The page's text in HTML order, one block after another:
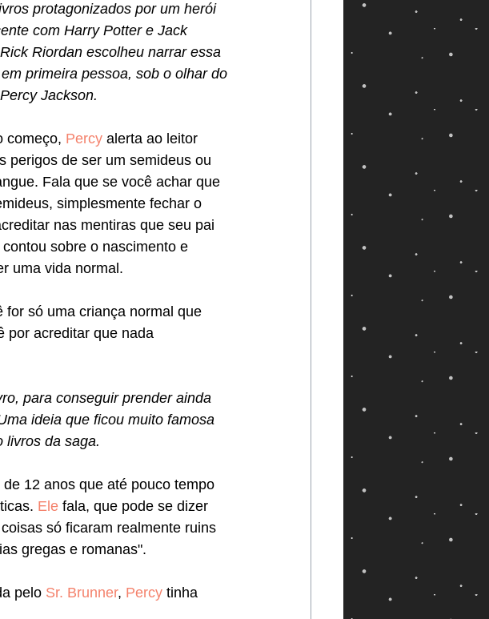
protagonizados por um herói
com Harry Potter e Jack
Riordan escolheu narrar essa
primeira pessoa, sob o olhar do
Jackson.
começo, Percy alerta ao leitor
perigos de ser um semideus ou
Fala que se você achar que
simplesmente fechar o
nas mentiras que seu pai
sobre o nascimento e
uma vida normal.
for só uma criança normal que
por acreditar que nada
para conseguir prender ainda
ideia que ficou muito famosa
livros da saga.
de 12 anos que até pouco tempo
Ele fala, que pode se dizer
só ficaram realmente ruins
gregas e romanas".
pelo Sr. Brunner, Percy tinha